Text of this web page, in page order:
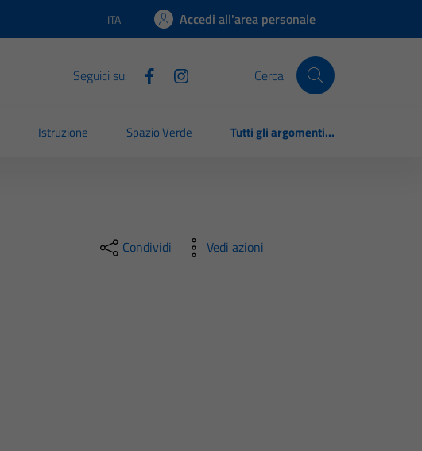
Lingua attiva:
ITA Accedi all'area personale
Seguici su: Cerca
Istruzione Spazio Verde Tutti gli argomenti...
Condividi Vedi azioni